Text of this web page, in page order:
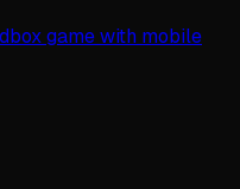
game with mobile